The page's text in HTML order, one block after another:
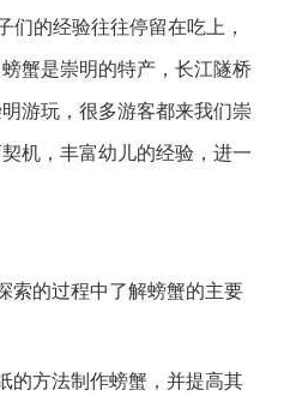
们的经验往往停留在吃上，
蟹是崇明的特产，长江隧桥
游玩，很多游客都来我们崇
机，丰富幼儿的经验，进一
的过程中了解螃蟹的主要
方法制作螃蟹，并提高其